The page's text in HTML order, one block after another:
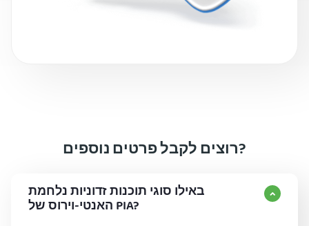
רוצים לקבל פרטים נוספים?
באילו סוגי תוכנות זדוניות נלחמת
האנטי-וירוס של PIA?